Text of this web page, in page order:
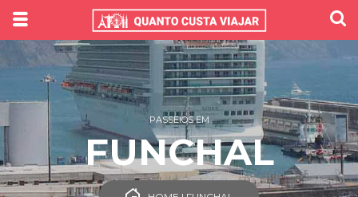
PASSEIOS EM
FUNCHAL